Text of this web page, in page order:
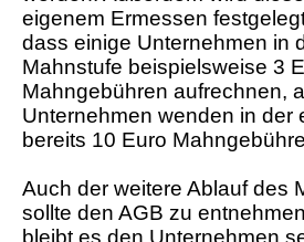
eigenem Ermessen
dass einige Unternehmen in
Mahnstufe beispielsweise 3
Mahngebühren aufrechnen,
Unternehmen wenden in der
bereits 10 Euro
Auch der weitere Ablauf des
sollte den AGB zu